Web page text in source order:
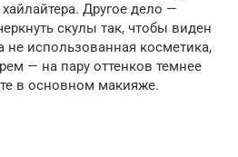
Другое дело —
скулы так, чтобы виден
не использованная косметика,
— на пару оттенков темнее
в основном макияже.